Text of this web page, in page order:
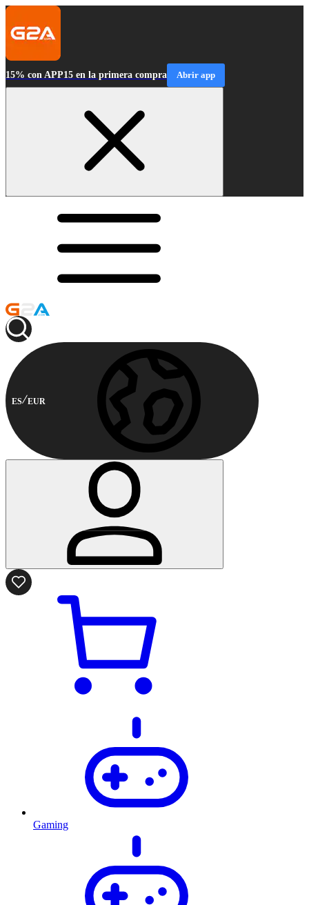
15% con APP15 en la primera compra Abrir app
ES EUR
Gaming